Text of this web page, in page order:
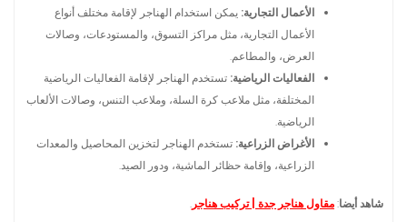
الأعمال التجارية: يمكن استخدام الهناجر لإقامة مختلف أنواع
الأعمال التجارية، مثل مراكز التسوق، والمستودعات، وصالات
العرض، والمطاعم.
الفعاليات الرياضية: تستخدم الهناجر لإقامة الفعاليات الرياضية
المختلفة، مثل ملاعب كرة السلة، وملاعب التنس، وصالات الألعاب
الرياضية.
الأغراض الزراعية: تستخدم الهناجر لتخزين المحاصيل والمعدات
الزراعية، وإقامة حظائر الماشية، ودور الصيد.
شاهد أيضا:مقاول هناجر جدة | تركيب هناجر.